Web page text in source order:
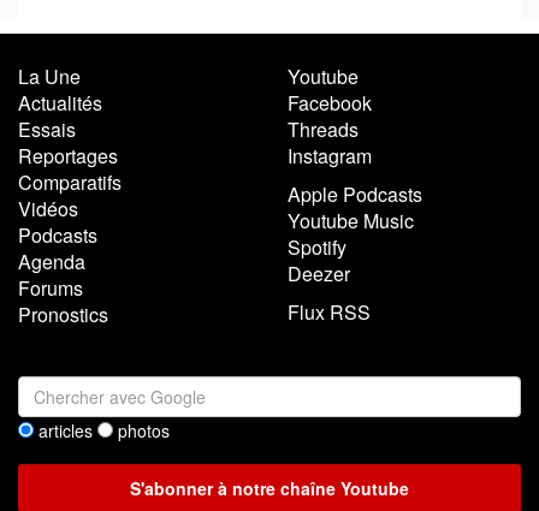
La Une
Actualités
Essais
Reportages
Comparatifs
Vidéos
Podcasts
Agenda
Forums
Pronostics
Youtube
Facebook
Threads
Instagram
Apple Podcasts
Youtube Music
Spotify
Deezer
Flux RSS
articles photos